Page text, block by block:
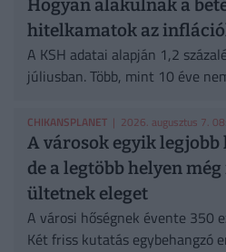
Hogyan alakulnak a
hitelkamatok az
A KSH adatai alapján 1,2
júliusban. Több, mint 10 éve
CHIKANSPLANET | 2026. augusztus 7.
A városok egyik
de a legtöbb helyen
ültetnek eleget
A városi hőségnek évente 350
Két friss kutatás egybehangzó